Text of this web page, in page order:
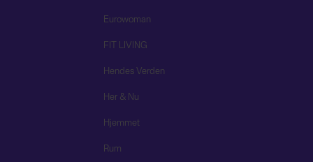
Eurowoman
FIT LIVING
Hendes Verden
Her & Nu
Hjemmet
Rum